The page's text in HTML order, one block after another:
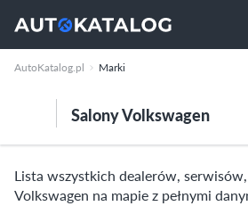
AutoKatalog.pl Marki
Salony Volkswagen
Lista wszystkich dealerów,
Volkswagen na mapie z pełnymi